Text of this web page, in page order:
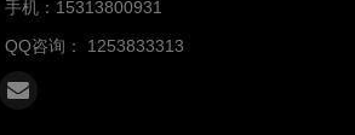
手机：15313800931
QQ咨询： 1253833313